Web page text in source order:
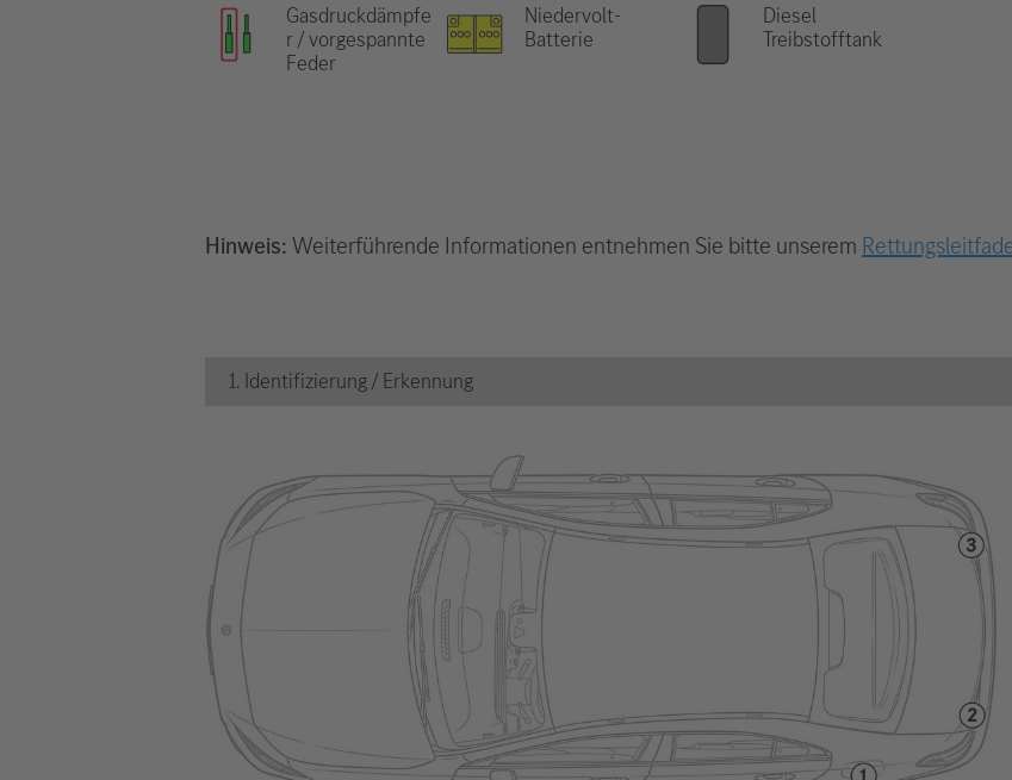
Gasdruckdämpfe
r / vorgespannte
Feder
Niedervolt-
Batterie
Diesel
Treibstofftank
Hinweis:Weiterführende Informationen entnehmen Sie bitte unserem
1. Identifizierung / Erkennung